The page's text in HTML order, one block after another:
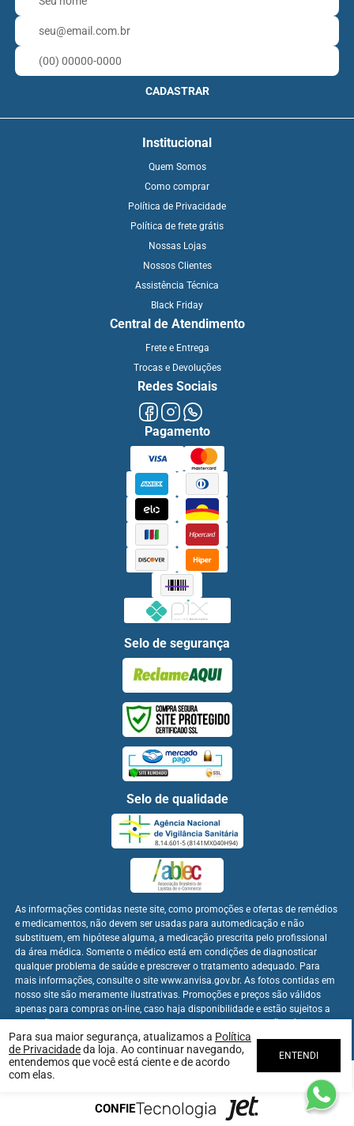
Para sua maior segurança, atualizamos a Política
de Privacidadeda loja. Ao continuar navegando,
entendemos que você está ciente e de acordo
com elas.
ENTENDI
CADASTRAR
Institucional
Quem Somos
Como comprar
Política de Privacidade
Política de frete grátis
Nossas Lojas
Nossos Clientes
Assistência Técnica
Black Friday
Central de Atendimento
Frete e Entrega
Trocas e Devoluções
Redes Sociais
Pagamento
Selo de segurança
Selo de qualidade
As informações contidas neste site, como promoções e ofertas de remédios
e medicamentos, não devem ser usadas para automedicação e não
substituem, em hipótese alguma, a medicação prescrita pelo profissional
da área médica. Somente o médico está em condições de diagnosticar
qualquer problema de saúde e prescrever o tratamento adequado. Para
mais informações, consulte o site www.anvisa.gov.br. As fotos contidas em
nosso site são meramente ilustrativas. Promoções e preços são válidos
apenas para compras on-line, caso haja disponibilidade e estão sujeitos a
apenas para compras on-line.
CONFIE